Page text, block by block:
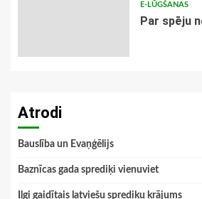
E-LŪGŠANAS
Par spēju
Atrodi
Bauslība un Evaņģēlijs
Baznīcas gada sprediķi vienuviet
Ilgi gaidītais latviešu sprediķu krājums